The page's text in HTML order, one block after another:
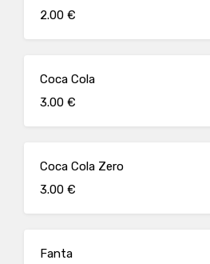
2.00 €
Coca Cola
3.00 €
Coca Cola Zero
3.00 €
Fanta